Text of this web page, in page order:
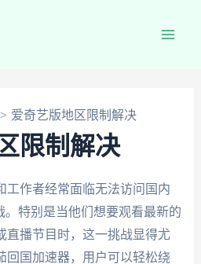
爱奇艺版地区限制解决
限制解决
工作者经常面临无法访问国内
。特别是当他们想要观看最新的
直播节目时，这一挑战显得尤
回国加速器，用户可以轻松绕